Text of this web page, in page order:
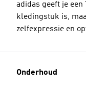
adidas geeft je
kledingstuk is,
zelfexpressie en
Onderhoud